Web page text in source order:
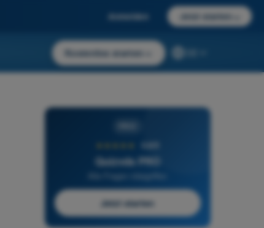
Anmelden Jetzt starten
Kostenlos starten
4,6/5
Quizvds PRO
Alle Fragen inbegriffen
Jetzt starten